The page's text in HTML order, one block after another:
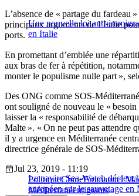
Une nouvelle loi anti-
en Italie
L’absence de « partage du fardeau
principaux arguments de l’Italie
ports.
En promettant d’emblée une
aux bras de fer à répétition,
monter le populisme nulle part »,
Des ONG comme SOS-
ont souligné de nouveau le «
laisser la « responsabilité de
Malte ». « On ne peut pas attendre
il y a urgence en Méditerranée
directrice générale de SOS-
Le navire Sea-Watch
européen sur le sauvetage en
Jul 23, 2019 - 11:19
PolitiqueChineEmmanuel
Méditerranéemigrants